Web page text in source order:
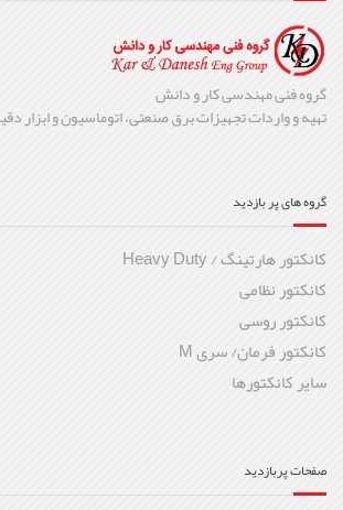
گروه فنی مهندسی کار و دانش
تهیه و واردات تجهیزات برق صنعتی، اتوماسیون و ابزار
گروه های پر بازدید
کانکتور هارتینگ / Heavy Duty
کانکتور نظامی
کانکتور روسی
کانکتور فرمان/ سری M
سایر کانکتورها
صفحات پربازدید